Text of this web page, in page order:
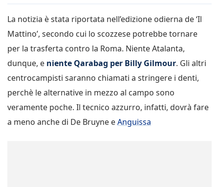
La notizia è stata riportata nell’edizione odierna de ‘Il
Mattino’, secondo cui lo scozzese potrebbe tornare
per la trasferta contro la Roma. Niente Atalanta,
dunque, e niente Qarabag per Billy Gilmour. Gli altri
centrocampisti saranno chiamati a stringere i denti,
perchè le alternative in mezzo al campo sono
veramente poche. Il tecnico azzurro, infatti, dovrà fare
a meno anche di De Bruyne eAnguissa